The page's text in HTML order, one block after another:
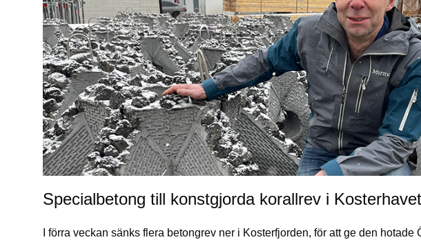
Specialbetong till konstgjorda korallrev i Kosterhavet
I förra veckan sänks flera betongrev ner i Kosterfjorden, för att ge den